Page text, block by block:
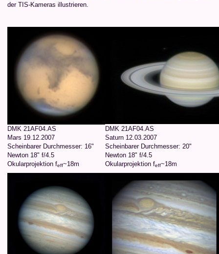
der TIS-Kameras illustrieren.
DMK 21AF04.AS
Mars 19.12.2007
Scheinbarer Durchmesser: 16"
Newton 18" f/4.5
Okularprojektion feff~18m
DMK 21AF04.AS
Saturn 12.03.2007
Scheinbarer Durchmesser: 20"
Newton 18" f/4.5
Okularprojektion feff~18m